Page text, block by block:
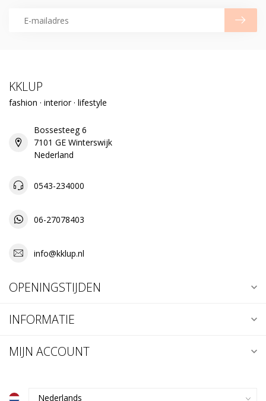
KKLUP
fashion · interior · lifestyle
Bossesteeg 6
7101 GE Winterswijk
Nederland
0543-234000
06-27078403
info@kklup.nl
OPENINGSTIJDEN
INFORMATIE
MIJN ACCOUNT